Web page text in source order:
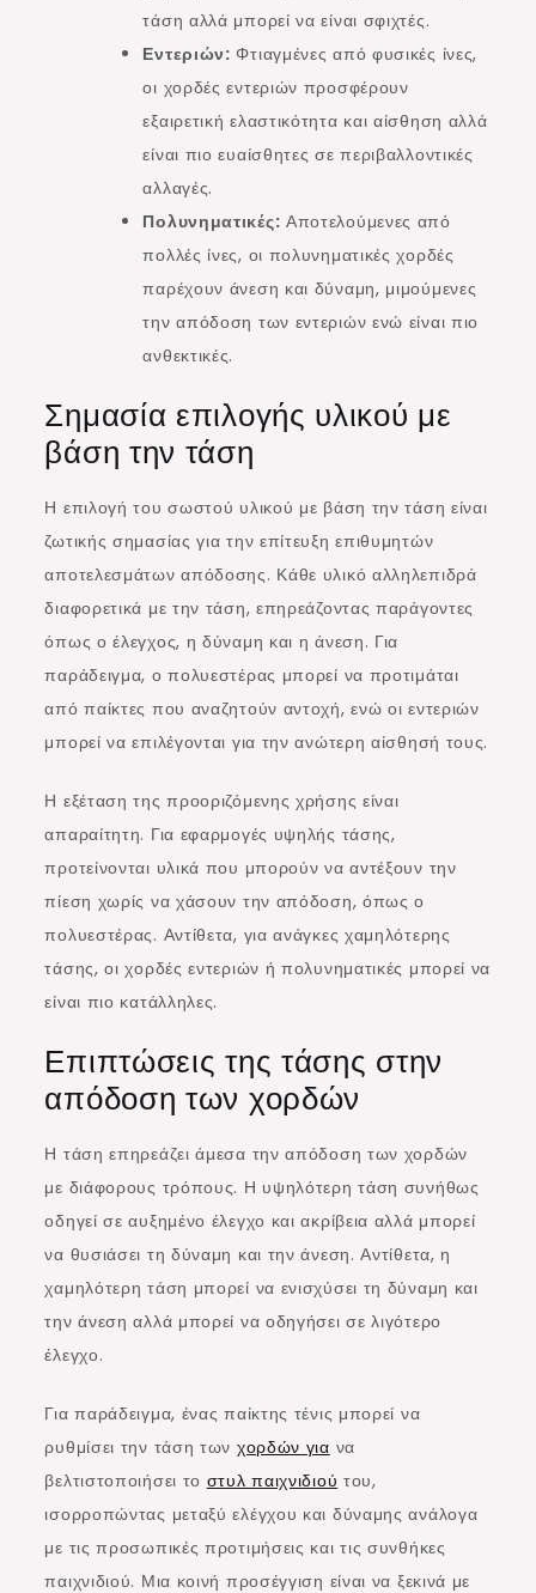
τάση αλλά μπορεί να είναι σφιχτές.
Εντεριών: Φτιαγμένες από φυσικές ίνες,
οι χορδές εντεριών προσφέρουν
εξαιρετική ελαστικότητα και αίσθηση αλλά
είναι πιο ευαίσθητες σε περιβαλλοντικές
αλλαγές.
Πολυνηματικές: Αποτελούμενες από
πολλές ίνες, οι πολυνηματικές χορδές
παρέχουν άνεση και δύναμη, μιμούμενες
την απόδοση των εντεριών ενώ είναι πιο
ανθεκτικές.
Σημασία επιλογής υλικού με
βάση την τάση
Η επιλογή του σωστού υλικού με βάση την τάση είναι
ζωτικής σημασίας για την επίτευξη επιθυμητών
αποτελεσμάτων απόδοσης. Κάθε υλικό αλληλεπιδρά
διαφορετικά με την τάση, επηρεάζοντας παράγοντες
όπως ο έλεγχος, η δύναμη και η άνεση. Για
παράδειγμα, ο πολυεστέρας μπορεί να προτιμάται
από παίκτες που αναζητούν αντοχή, ενώ οι εντεριών
μπορεί να επιλέγονται για την ανώτερη αίσθησή τους.
Η εξέταση της προοριζόμενης χρήσης είναι
απαραίτητη. Για εφαρμογές υψηλής τάσης,
προτείνονται υλικά που μπορούν να αντέξουν την
πίεση χωρίς να χάσουν την απόδοση, όπως ο
πολυεστέρας. Αντίθετα, για ανάγκες χαμηλότερης
τάσης, οι χορδές εντεριών ή πολυνηματικές μπορεί να
είναι πιο κατάλληλες.
Επιπτώσεις της τάσης στην
απόδοση των χορδών
Η τάση επηρεάζει άμεσα την απόδοση των χορδών
με διάφορους τρόπους. Η υψηλότερη τάση συνήθως
οδηγεί σε αυξημένο έλεγχο και ακρίβεια αλλά μπορεί
να θυσιάσει τη δύναμη και την άνεση. Αντίθετα, η
χαμηλότερη τάση μπορεί να ενισχύσει τη δύναμη και
την άνεση αλλά μπορεί να οδηγήσει σε λιγότερο
έλεγχο.
Για παράδειγμα, ένας παίκτης τένις μπορεί να
ρυθμίσει την τάση των χορδών για να
βελτιστοποιήσει το στυλ παιχνιδιού του,
ισορροπώντας μεταξύ ελέγχου και δύναμης ανάλογα
με τις προσωπικές προτιμήσεις και τις συνθήκες
παιχνιδιού. Μια κοινή προσέγγιση είναι να ξεκινά με